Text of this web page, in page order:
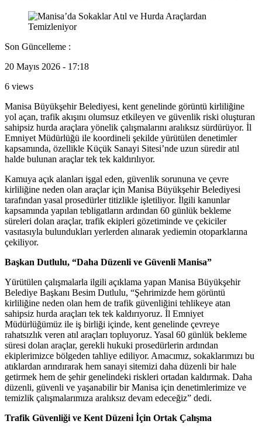
Son Güncelleme :
20 Mayıs 2026 - 17:18
6 views
Manisa Büyükşehir Belediyesi, kent genelinde görüntü kirliliğine
yol açan, trafik akışını olumsuz etkileyen ve güvenlik riski oluşturan
sahipsiz hurda araçlara yönelik çalışmalarını aralıksız sürdürüyor. İl
Emniyet Müdürlüğü ile koordineli şekilde yürütülen denetimler
kapsamında, özellikle Küçük Sanayi Sitesi’nde uzun süredir atıl
halde bulunan araçlar tek tek kaldırılıyor.
Kamuya açık alanları işgal eden, güvenlik sorununa ve çevre
kirliliğine neden olan araçlar için Manisa Büyükşehir Belediyesi
tarafından yasal prosedürler titizlikle işletiliyor. İlgili kanunlar
kapsamında yapılan tebligatların ardından 60 günlük bekleme
süreleri dolan araçlar, trafik ekipleri gözetiminde ve çekiciler
vasıtasıyla bulundukları yerlerden alınarak yediemin otoparklarına
çekiliyor.
Başkan Dutlulu, “Daha Düzenli ve Güvenli Manisa”
Yürütülen çalışmalarla ilgili açıklama yapan Manisa Büyükşehir
Belediye Başkanı Besim Dutlulu, “Şehrimizde hem görüntü
kirliliğine neden olan hem de trafik güvenliğini tehlikeye atan
sahipsiz hurda araçları tek tek kaldırıyoruz. İl Emniyet
Müdürlüğümüz ile iş birliği içinde, kent genelinde çevreye
rahatsızlık veren atıl araçları topluyoruz. Yasal 60 günlük bekleme
süresi dolan araçlar, gerekli hukuki prosedürlerin ardından
ekiplerimizce bölgeden tahliye ediliyor. Amacımız, sokaklarımızı bu
atıklardan arındırarak hem sanayi sitemizi daha düzenli bir hale
getirmek hem de şehir genelindeki riskleri ortadan kaldırmak. Daha
düzenli, güvenli ve yaşanabilir bir Manisa için denetimlerimize ve
temizlik çalışmalarımıza aralıksız devam edeceğiz” dedi.
Trafik Güvenliği ve Kent Düzeni İçin Ortak Çalışma